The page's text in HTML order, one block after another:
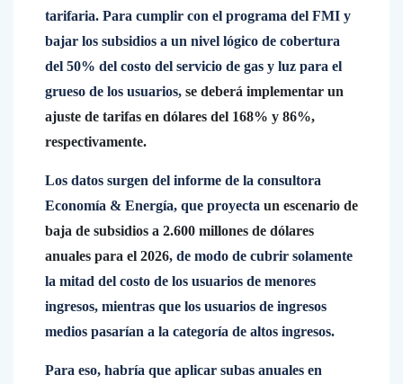
tarifaria. Para cumplir con el programa del FMI y
bajar los subsidios a un nivel lógico de cobertura
del 50% del costo del servicio de gas y luz para el
grueso de los usuarios, se deberá implementar un
ajuste de tarifas en dólares del 168% y 86%,
respectivamente.
Los datos surgen del informe de la consultora
Economía & Energía, que proyecta un escenario de
baja de subsidios a 2.600 millones de dólares
anuales para el 2026, de modo de cubrir solamente
la mitad del costo de los usuarios de menores
ingresos, mientras que los usuarios de ingresos
medios pasarían a la categoría de altos ingresos.
Para eso, habría que aplicar subas anuales en